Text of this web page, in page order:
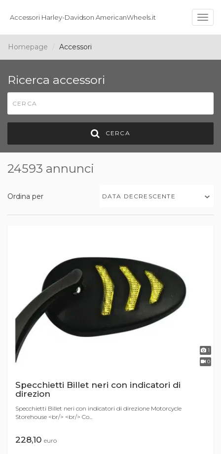
Accessori Harley-Davidson AmericanWheels.it
Homepage Accessori
Ricerca accessori
CERCA
24593 annunci
Ordina per DATA DECRESCENTE
1
0
Specchietti Billet neri con indicatori di
direzion
Specchietti Billet neri con indicatori di direzione Motorcycle
Storehouse <br/> <br/> Co...
228,10 euro